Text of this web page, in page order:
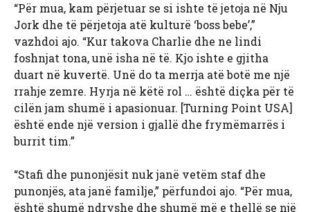
“Për mua, kam përjetuar se si ishte të jetoja në Nju
Jork dhe të përjetoja atë kulturë ‘boss bebe’,”
vazhdoi ajo. “Kur takova Charlie dhe ne lindi
foshnjat tona, unë isha në të. Kjo ishte e gjitha
duart në kuvertë. Unë do ta merrja atë botë me një
rrahje zemre. Hyrja në këtë rol … është diçka për të
cilën jam shumë i apasionuar. [Turning Point USA]
është ende një version i gjallë dhe frymëmarrës i
burrit tim.”
“Stafi dhe punonjësit nuk janë vetëm staf dhe
punonjës, ata janë familje,” përfundoi ajo. “Për mua,
është shumë ndryshe dhe shumë më e thellë se një